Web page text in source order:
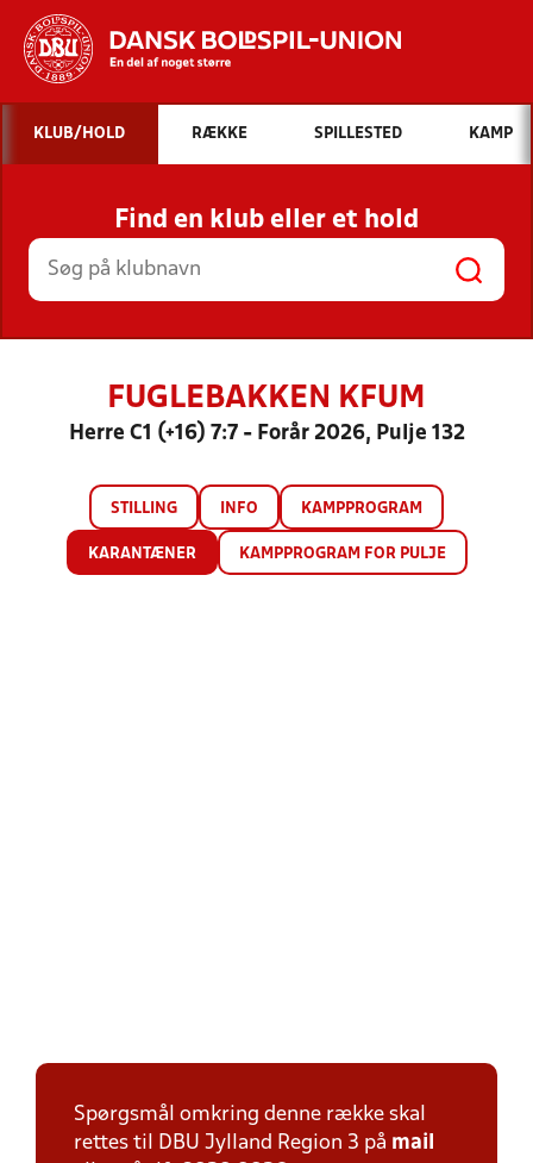
Hvad vil du søge efter?
INDHOLD OG NYHEDER
STILLINGER, RESULTATER, KLUBBER OG
HOLD
KLUB/HOLD RÆKKE SPILLESTED KAMP
Find en klub eller et hold
FUGLEBAKKEN KFUM
Herre C1 (+16) 7:7 - Forår 2026, Pulje 132
STILLING INFO KAMPPROGRAM
KARANTÆNER KAMPPROGRAM FOR PULJE
Spørgsmål omkring denne række skal
rettes til DBU Jylland Region 3 på mail